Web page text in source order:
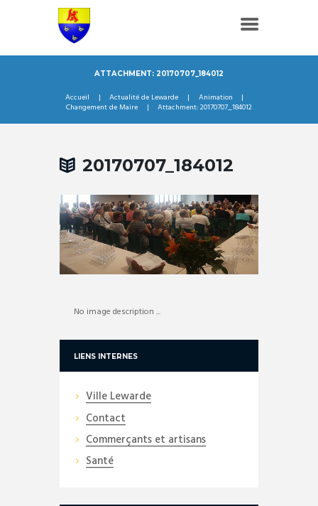
ATTACHMENT: 20170707_184012
Accueil Actualité de Lewarde
Animation
Changement de Maire
Attachment: 20170707_184012
20170707_184012
No image description ...
LIENS INTERNES
Ville Lewarde
Contact
Commerçants et artisans
Santé